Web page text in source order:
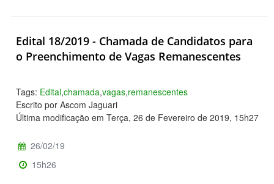
Edital 18/2019 - Chamada de Candidatos para
o Preenchimento de Vagas Remanescentes
Tags: Edital,chamada,vagas,remanescentes
Escrito por Ascom Jaguari
Última modificação em Terça, 26 de Fevereiro de 2019, 15h27
26/02/19
15h26